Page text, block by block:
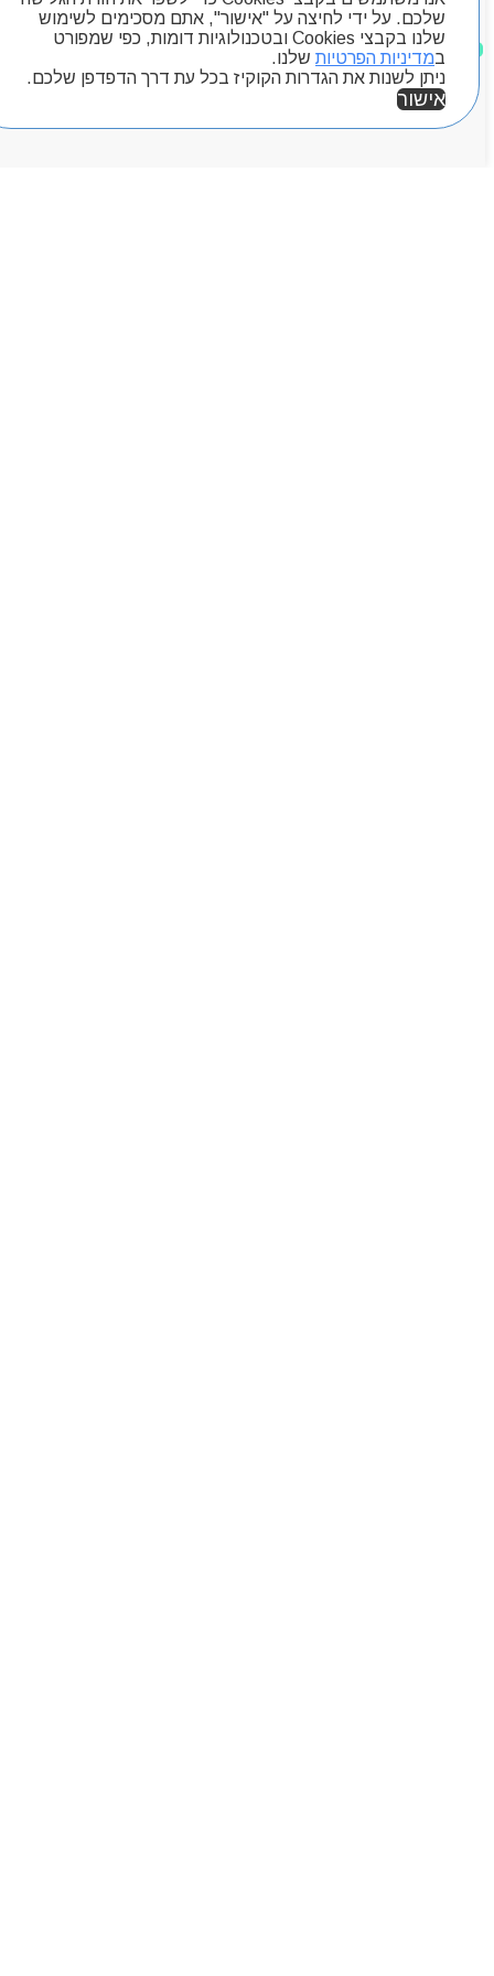
שלכם. על ידי לחיצה על "אישור", אתם מסכימים לשימוש
שלנו בקבצי Cookies ובטכנולוגיות דומות, כפי שמפורט
במדיניות הפרטיות שלנו.
ניתן לשנות את הגדרות הקוקיז בכל עת דרך הדפדפן שלכם.
אישור
מוצרים שאהבתי
Byou